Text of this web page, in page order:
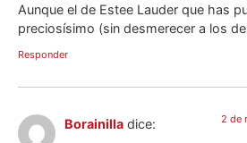
Aunque el de Estee Lauder que has
preciosísimo (sin desmerecer a los
Responder
Borainilla dice: 2 de